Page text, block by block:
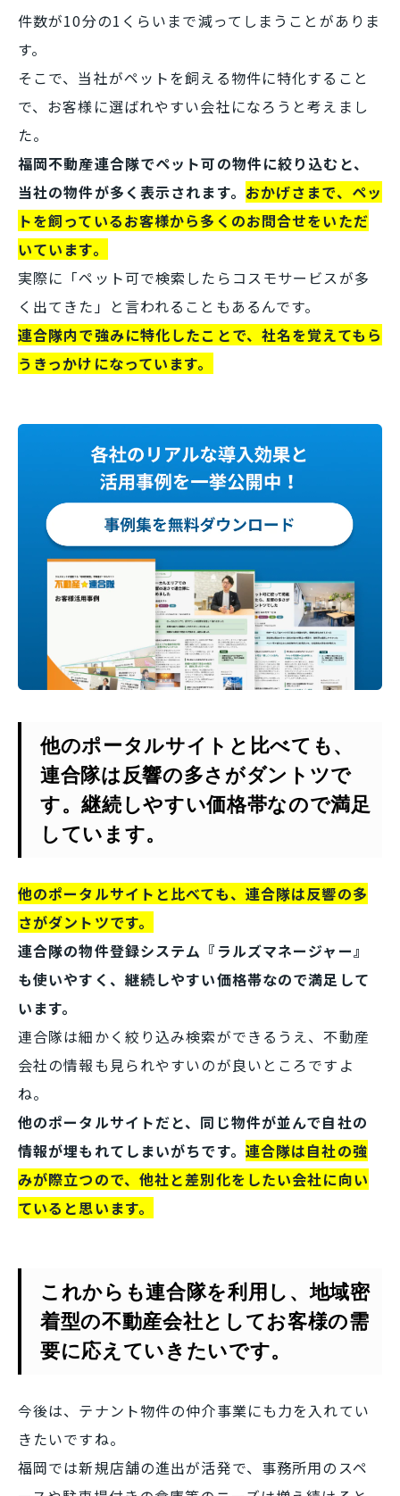
件数が10分の1くらいまで減ってしまうことがありま
す。
そこで、当社がペットを飼える物件に特化すること
で、お客様に選ばれやすい会社になろうと考えまし
た。
福岡不動産連合隊でペット可の物件に絞り込むと、
当社の物件が多く表示されます。 おかげさまで、ペッ
トを飼っているお客様から多くのお問合せをいただ
いています。
実際に「ペット可で検索したらコスモサービスが多
く出てきた」と言われることもあるんです。
連合隊内で強みに特化したことで、社名を覚えてもら
うきっかけになっています。
他のポータルサイトと比べても、
連合隊は反響の多さがダントツで
す。継続しやすい価格帯なので満足
しています。
他のポータルサイトと比べても、連合隊は反響の多
さがダントツです。
連合隊の物件登録システム『ラルズマネージャー』
も使いやすく、継続しやすい価格帯なので満足して
います。
連合隊は細かく絞り込み検索ができるうえ、不動産
会社の情報も見られやすいのが良いところですよ
ね。
他のポータルサイトだと、同じ物件が並んで自社の
情報が埋もれてしまいがちです。 連合隊は自社の強
みが際立つので、他社と差別化をしたい会社に向い
ていると思います。
これからも連合隊を利用し、地域密
着型の不動産会社としてお客様の需
要に応えていきたいです。
今後は、テナント物件の仲介事業にも力を入れてい
きたいですね。
福岡では新規店舗の進出が活発で、事務所用のスペ